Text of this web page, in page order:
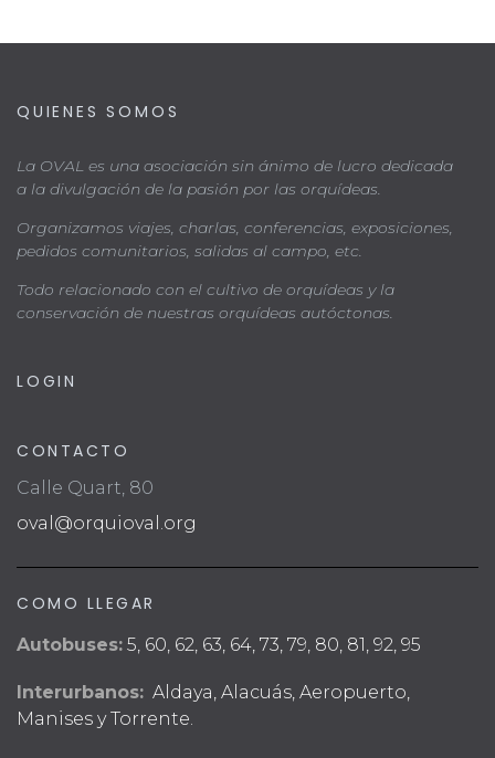
QUIENES SOMOS
La OVAL es una asociación sin ánimo de lucro dedicada
a la divulgación de la pasión por las orquídeas.
Organizamos viajes, charlas, conferencias, exposiciones,
pedidos comunitarios, salidas al campo, etc.
Todo relacionado con el cultivo de orquídeas y la
conservación de nuestras orquídeas autóctonas.
LOGIN
CONTACTO
Calle Quart, 80
oval@orquioval.org
COMO LLEGAR
Autobuses: 5, 60, 62, 63, 64, 73, 79, 80, 81, 92, 95
Interurbanos: Aldaya, Alacuás, Aeropuerto,
Manises y Torrente.